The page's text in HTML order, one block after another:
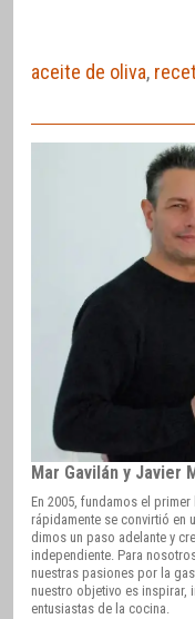
aceite de oliva,
Mar Gavilán y Javier
En 2005, fundamos el
rápidamente se convirtió en
dimos un paso adelante y
independiente. Para
nuestras pasiones por la
nuestro objetivo es inspirar,
entusiastas de la cocina.